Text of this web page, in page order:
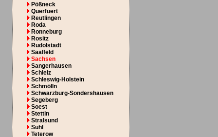
Pößneck
Querfuert
Reutlingen
Roda
Ronneburg
Rositz
Rudolstadt
Saalfeld
Sachsen
Sangerhausen
Schleiz
Schleswig-Holstein
Schmölln
Schwarzburg-Sondershausen
Segeberg
Soest
Stettin
Stralsund
Suhl
Teterow